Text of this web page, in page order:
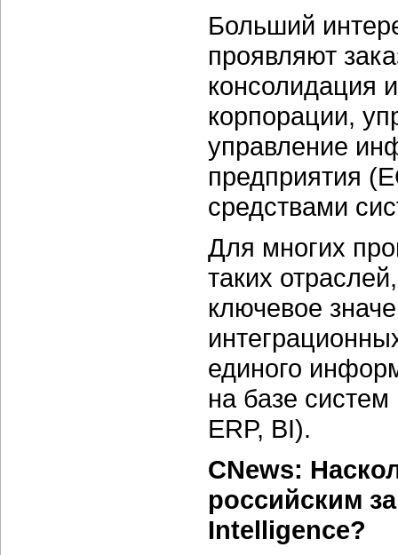
Больший
проявляют
консолидация
корпорации,
управление
предприятия
средствами
Для многих
таких
ключевое
единого
на базе
ERP, BI).
CNews:
российским
Intelligence?